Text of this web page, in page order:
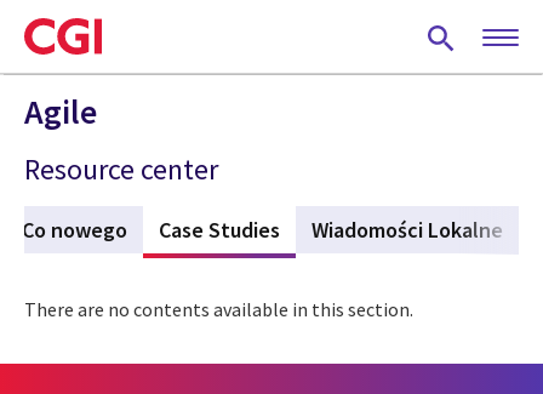
Skip
to
main
content
Agile
Resource center
Co nowego Case Studies (aktywna karta)
Wiadomości Lokalne
There are no contents available in this section.